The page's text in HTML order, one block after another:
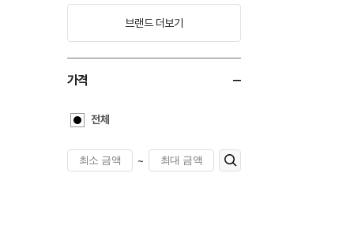
브랜드 더보기
가격
전체
~